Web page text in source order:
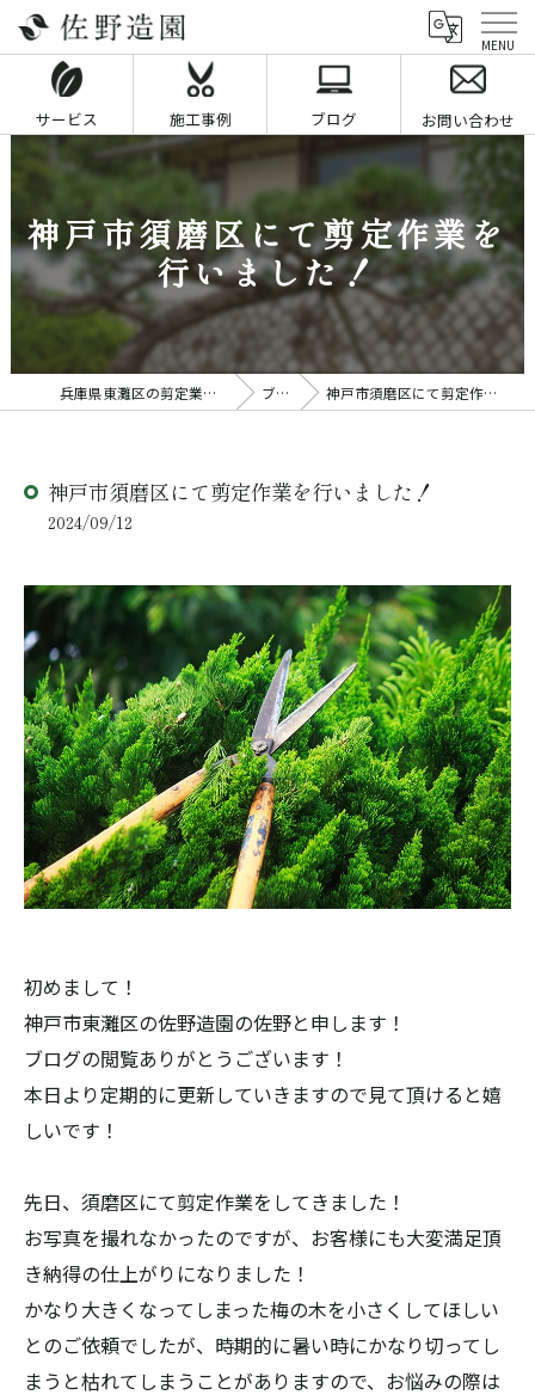
サービス 施工事例 ブログ お問い合わせ
神戸市須磨区にて剪定作業を
行いました！
兵庫県東灘区の剪定業者なら佐野造園 ブログ 神戸市須磨区にて剪定作業を行いました！
神戸市須磨区にて剪定作業を行いました！
2024/09/12
初めまして！
神戸市東灘区の佐野造園の佐野と申します！
ブログの閲覧ありがとうございます！
本日より定期的に更新していきますので見て頂けると嬉
しいです！
先日、須磨区にて剪定作業をしてきました！
お写真を撮れなかったのですが、お客様にも大変満足頂
き納得の仕上がりになりました！
かなり大きくなってしまった梅の木を小さくしてほしい
とのご依頼でしたが、時期的に暑い時にかなり切ってし
まうと枯れてしまうことがありますので、お悩みの際は